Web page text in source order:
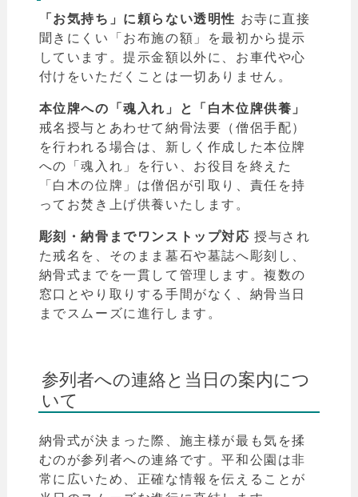
「お気持ち」に頼らない透明性 お寺に直接
聞きにくい「お布施の額」を最初から提示
しています。提示金額以外に、お車代や心
付けをいただくことは一切ありません。
本位牌への「魂入れ」と「白木位牌供養」
戒名授与とあわせて納骨法要（僧侶手配）
を行われる場合は、新しく作成した本位牌
への「魂入れ」を行い、お役目を終えた
「白木の位牌」は僧侶が引取り、責任を持
ってお焚き上げ供養いたします。
彫刻・納骨までワンストップ対応 授与され
た戒名を、そのまま墓石や墓誌へ彫刻し、
納骨式までを一貫して管理します。複数の
窓口とやり取りする手間がなく、納骨当日
までスムーズに進行します。
参列者への連絡と当日の案内につ
いて
納骨式が決まった際、施主様が最も気を揉
むのが参列者への連絡です。平和公園は非
常に広いため、正確な情報を伝えることが